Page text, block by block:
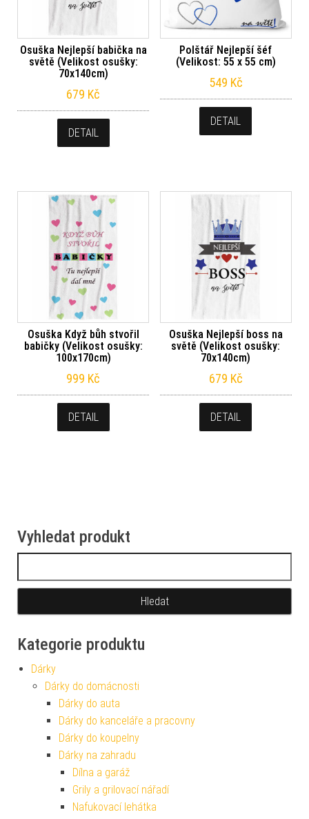
Osuška Nejlepší babička na
světě (Velikost osušky:
70x140cm)
679 Kč
DETAIL
Polštář Nejlepší šéf
(Velikost: 55 x 55 cm)
549 Kč
DETAIL
Osuška Když bůh stvořil
babičky (Velikost osušky:
100x170cm)
999 Kč
DETAIL
Osuška Nejlepší boss na
světě (Velikost osušky:
70x140cm)
679 Kč
DETAIL
Vyhledat produkt
Kategorie produktu
Dárky
Dárky do domácnosti
Dárky do auta
Dárky do kanceláře a pracovny
Dárky do koupelny
Dárky na zahradu
Dílna a garáž
Grily a grilovací nářadí
Nafukovací lehátka